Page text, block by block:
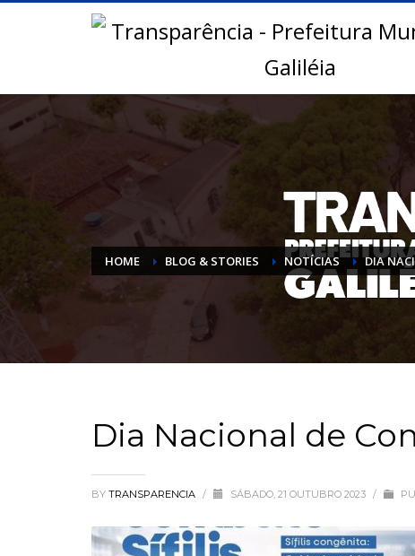
HOME BLOG & STORIES NOTÍCIAS DIA
Dia Nacional de
BY TRANSPARENCIA / SÁBADO, 21 OUTUBRO 2023 /